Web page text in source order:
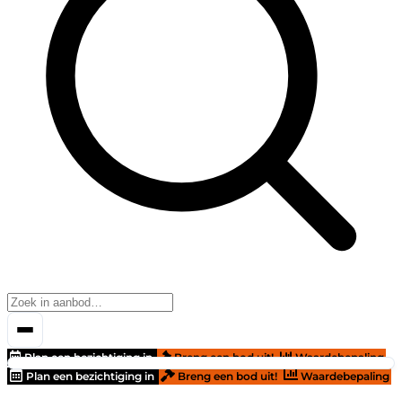
Plan een bezichtiging in Breng een bod uit!
Waardebepaling
Plan een bezichtiging in
Breng een bod uit! Waardebepaling